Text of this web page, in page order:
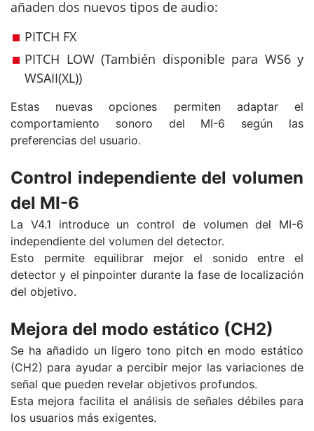
añaden dos nuevos tipos de audio:
PITCH FX
PITCH LOW (También disponible para WS6 y
WSAII(XL))
Estas nuevas opciones permiten adaptar el
comportamiento sonoro del MI-6 según las
preferencias del usuario.
Control independiente del volumen
del MI-6
La V4.1 introduce un control de volumen del MI-6
independiente del volumen del detector.
Esto permite equilibrar mejor el sonido entre el
detector y el pinpointer durante la fase de localización
del objetivo.
Mejora del modo estático (CH2)
Se ha añadido un ligero tono pitch en modo estático
(CH2) para ayudar a percibir mejor las variaciones de
señal que pueden revelar objetivos profundos.
Esta mejora facilita el análisis de señales débiles para
los usuarios más exigentes.